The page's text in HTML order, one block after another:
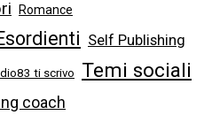
Romance
Self Publishing
ti scrivo Temi sociali
coach